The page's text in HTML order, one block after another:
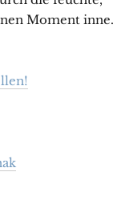
Moment inne.